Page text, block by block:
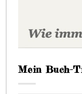
Mein Buch-